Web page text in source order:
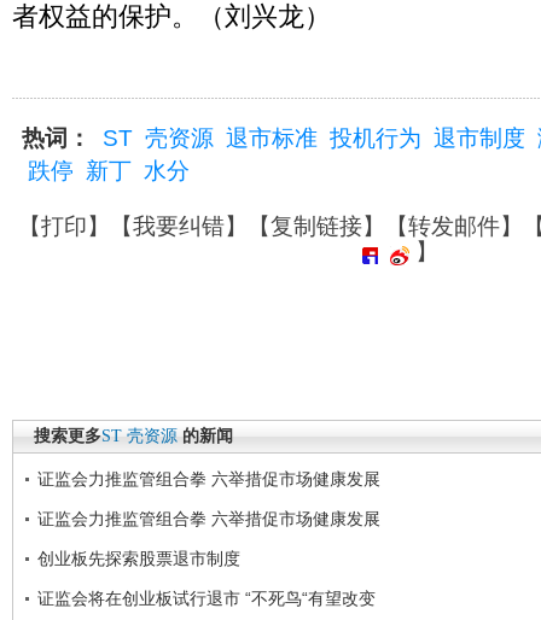
者权益的保护。（刘兴龙）
热词： ST 壳资源 退市标准 投机行为 退市制度
跌停 新丁 水分
【打印】【我要纠错】【复制链接】【转发邮件】
】
搜索更多ST 壳资源 的新闻
证监会力推监管组合拳 六举措促市场健康发展
证监会力推监管组合拳 六举措促市场健康发展
创业板先探索股票退市制度
证监会将在创业板试行退市 “不死鸟“有望改变